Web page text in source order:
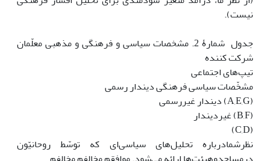
نیست).
جدول شمارۀ 2. مشخصات سیاسی و فرهنگی و مذهبی معلّمان
شرکت کننده
تیپ‌های اجتماعی
مشخّصات سیاسی فرهنگی دین‏دار رسمی
(A,E,G) دین‎دار غیررسمی
(B,F) غیردین‎دار
(C,D)
نظرشمادرباره‌ تحلیل‌های سیاسی‌ای که توسّط روحانیّون